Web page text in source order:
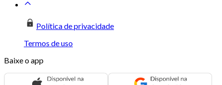
Política de privacidade
Termos de uso
Baixe o app